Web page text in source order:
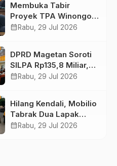
Air
Membuka Tabir
Proyek TPA Winongo
dan Dana CSR, Saksi
calendar_month Rabu, 29 Jul 2026
DPRD Magetan Soroti
SILPA Rp135,8 Miliar,
Desak Pemkab
calendar_month Rabu, 29 Jul 2026
Hilang Kendali, Mobilio
Tabrak Dua Lapak
Pedagang di Pasar
calendar_month Rabu, 29 Jul 2026